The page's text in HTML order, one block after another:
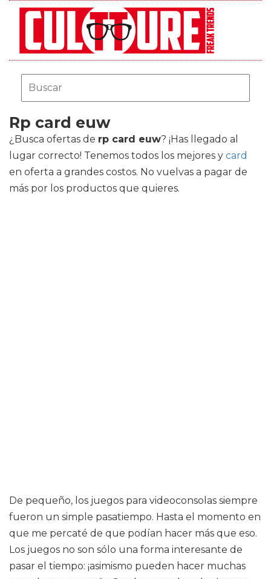
Rp card euw
¿Busca ofertas de rp card euw? ¡Has llegado al
lugar correcto! Tenemos todos los mejores y card
en oferta a grandes costos. No vuelvas a pagar de
más por los productos que quieres.
De pequeño, los juegos para videoconsolas siempre
fueron un simple pasatiempo. Hasta el momento en
que me percaté de que podían hacer más que eso.
Los juegos no son sólo una forma interesante de
pasar el tiempo: ¡asimismo pueden hacer muchas